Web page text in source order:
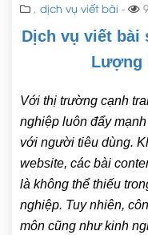
, dịch vụ viết bài -
Dịch vụ viết bài
Lượng
Với thị trường cạnh
nghiệp luôn đẩy
với người tiêu dùng.
website, các bài
là không thể thiếu
nghiệp. Tuy nhiên,
môn cũng như kinh